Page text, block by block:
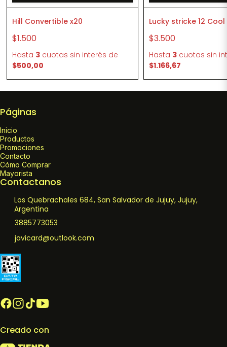
Hill Convertible x20
$1.500
Hasta 3cuotas sin interés de
$500,00
Lucky stricke 12 Cool
$3.500
Hasta 3 cuotas sin
$1.166,67
Páginas
Inicio
Productos
Promociones
Contacto
Cómo Comprar
Mayorista
Contactanos
Los Quebrachales 684, San Salvador de Jujuy, Jujuy,
Argentina
3885773053
javicard@outlook.com
Creado con